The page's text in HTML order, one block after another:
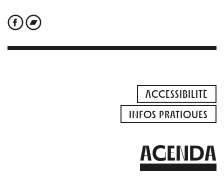
ACCESSIBILITÉ
INFOS PRATIQUES
AGENDA